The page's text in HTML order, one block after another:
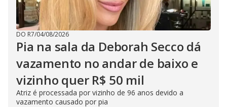
DO R7/04/08/2026
Pia na sala da Deborah Secco dá
vazamento no andar de baixo e
vizinho quer R$ 50 mil
Atriz é processada por vizinho de 96 anos devido a
vazamento causado por pia